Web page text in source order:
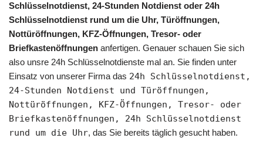
Schlüsselnotdienst, 24-Stunden Notdienst oder 24h
Schlüsselnotdienst rund um die Uhr, Türöffnungen,
Nottüröffnungen, KFZ-Öffnungen, Tresor- oder
Briefkastenöffnungen anfertigen. Genauer schauen Sie sich
also unsre 24h Schlüsselnotdienste mal an. Sie finden unter
Einsatz von unserer Firma das 24h Schlüsselnotdienst,
24-Stunden Notdienst und Türöffnungen,
Nottüröffnungen, KFZ-Öffnungen, Tresor- oder
Briefkastenöffnungen, 24h Schlüsselnotdienst
rund um die Uhr, das Sie bereits täglich gesucht haben.